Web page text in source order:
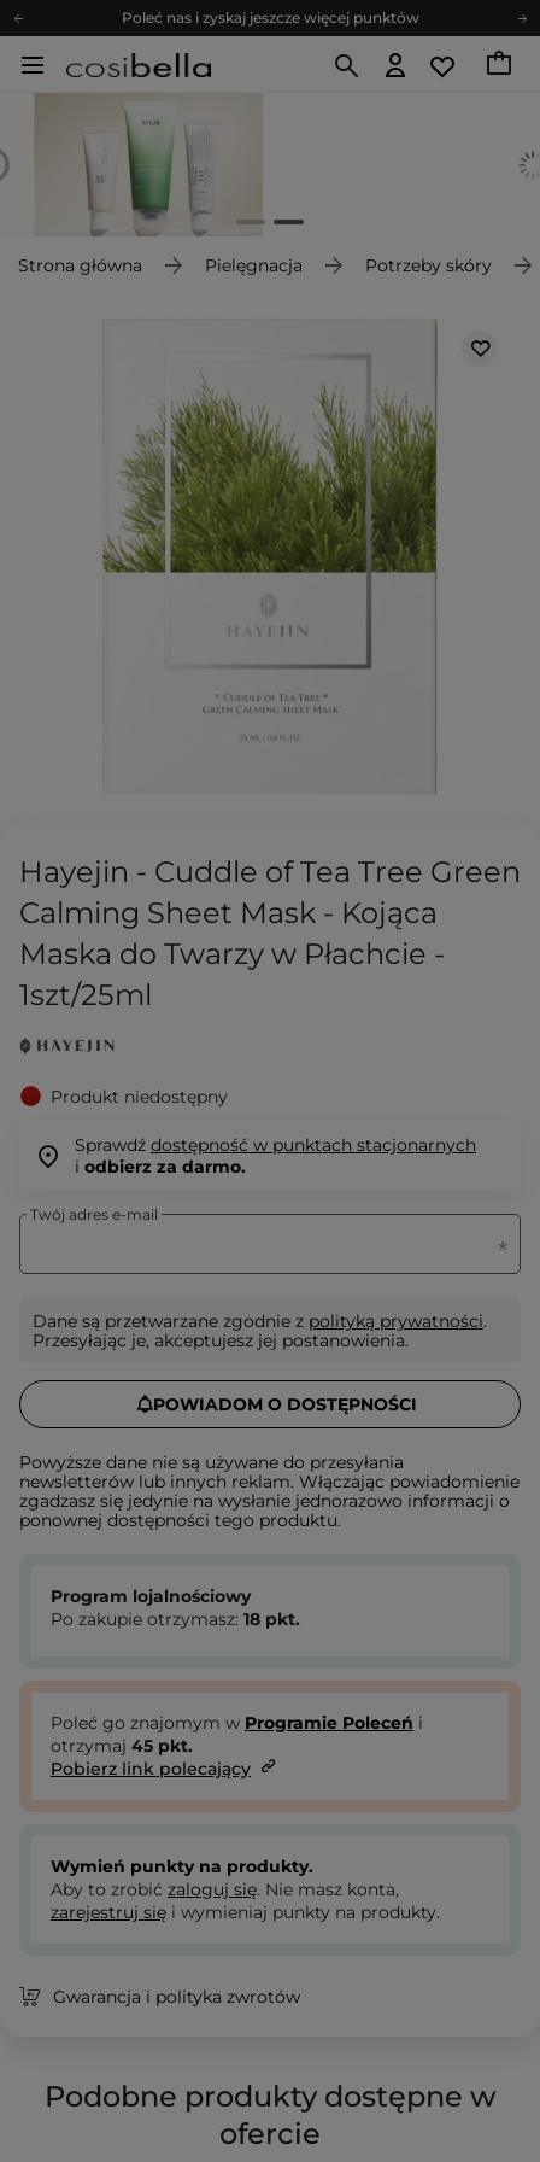
Poleć nas i zyskaj jeszcze więcej punktów
Zapisz się na newsletter pełen porad
Z nami to możliwe! Realizacja zamówienia do 24h.
Poleć nas i zyskaj jeszcze więcej punktów
Zapisz się na newsletter pełen porad
Strona główna Pielęgnacja Potrzeby skóry
Hayejin - Cuddle of Tea Tree Green
Calming Sheet Mask - Kojąca
Maska do Twarzy w Płachcie -
1szt/25ml
Produkt niedostępny
Sprawdź dostępność w punktach stacjonarnych
i odbierz za darmo.
Twój adres e-mail
Dane są przetwarzane zgodnie z polityką prywatności.
Przesyłając je, akceptujesz jej postanowienia.
POWIADOM O DOSTĘPNOŚCI
Powyższe dane nie są używane do przesyłania
newsletterów lub innych reklam. Włączając powiadomienie
zgadzasz się jedynie na wysłanie jednorazowo informacji o
ponownej dostępności tego produktu.
Program lojalnościowy
Po zakupie otrzymasz: 18 pkt.
Poleć go znajomym w Programie Poleceń i
otrzymaj 45 pkt.
Pobierz link polecający
Wymień punkty na produkty.
Aby to zrobić zaloguj się. Nie masz konta,
zarejestruj się i wymieniaj punkty na produkty.
Gwarancja i polityka zwrotów
Podobne produkty dostępne w
ofercie